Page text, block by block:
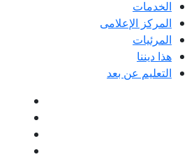
الخدمات
المركز الإعلامى
المرئيات
هذا ديننا
التعليم عن بعد